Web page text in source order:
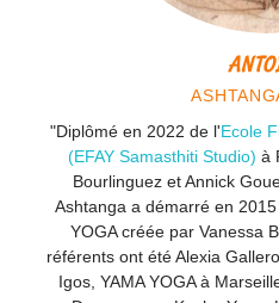
"Diplômé en 2022 de l'Ecole
(EFAY Samasthiti Studio) à
Bourlinguez et Annick
Ashtanga a démarré en
YOGA créée par Vanessa
référents ont été Alexia
Igos, YAMA YOGA à